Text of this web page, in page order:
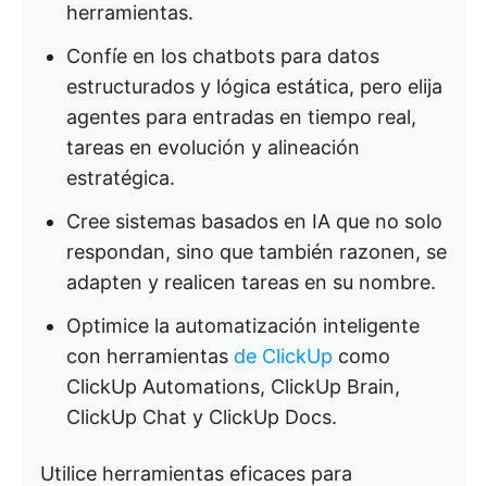
herramientas.
Confíe en los chatbots para datos
estructurados y lógica estática, pero elija
agentes para entradas en tiempo real,
tareas en evolución y alineación
estratégica.
Cree sistemas basados en IA que no solo
respondan, sino que también razonen, se
adapten y realicen tareas en su nombre.
Optimice la automatización inteligente
con herramientas de ClickUp como
ClickUp Automations, ClickUp Brain,
ClickUp Chat y ClickUp Docs.
Utilice herramientas eficaces para